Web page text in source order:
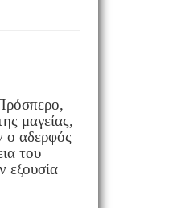
μαγείας,
ο αδερφός
του
εξουσία